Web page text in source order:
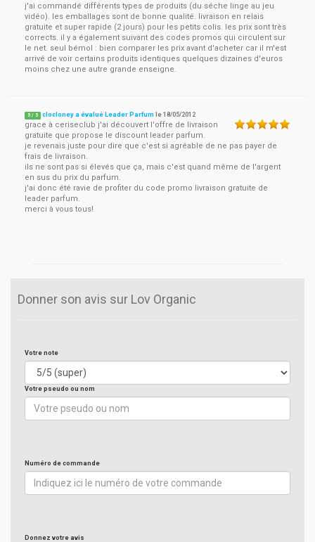
j'ai commandé différents types de produits (du séche linge au jeu
vidéo). les emballages sont de bonne qualité. livraison en relais
gratuite et super rapide (2 jours) pour les petits colis. les prix sont très
corrects. il y a également suivant des codes promos qui circulent sur
le net. seul bémol : bien comparer les prix avant d'acheter car il m'est
arrivé de voir certains produits identiques quelques dizaines d'euros
moins chez une autre grande enseigne.
5 / 5 clocloney a évalué Leader Parfum le18/05/2012
grace à ceriseclub j'ai découvert l'offre de livraison
gratuite que propose le discount leader parfum.
je revenais juste pour dire que c'est si agréable de ne pas payer de
frais de livraison.
ils ne sont pas si élevés que ça, mais c'est quand même de l'argent
en sus du prix du parfum.
j'ai donc été ravie de profiter du code promo livraison gratuite de
leader parfum.
merci à vous tous!
Donner son avis sur Lov Organic
Votre note
Votre pseudo ou nom
Numéro de commande
Donnez votre avis